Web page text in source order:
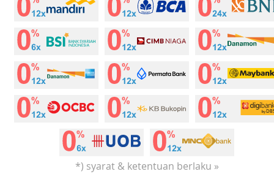
*) syarat & ketentuan berlaku »